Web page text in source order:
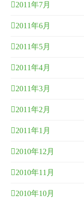
2011年7月
2011年6月
2011年5月
2011年4月
2011年3月
2011年2月
2011年1月
2010年12月
2010年11月
2010年10月